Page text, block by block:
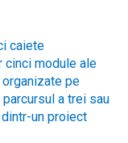
caiete
cinci module ale
pe
a trei sau
un proiect